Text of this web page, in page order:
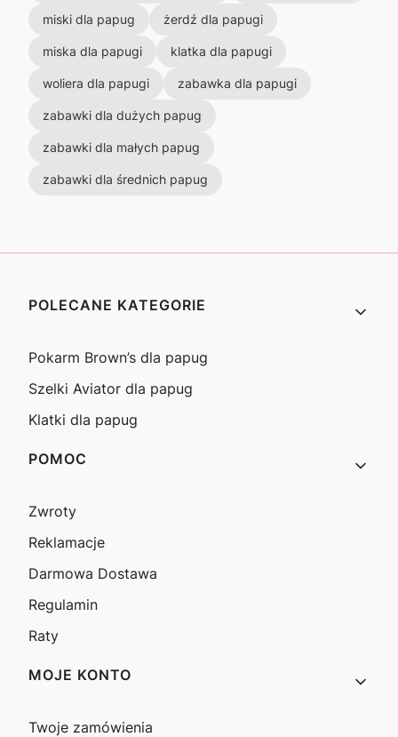
miski dla papug żerdź dla papugi
miska dla papugi klatka dla papugi
woliera dla papugi zabawka dla papugi
zabawki dla dużych papug
zabawki dla małych papug
zabawki dla średnich papug
Linki w stopce
POLECANE KATEGORIE
Pokarm Brown’s dla papug
Szelki Aviator dla papug
Klatki dla papug
POMOC
Zwroty
Reklamacje
Darmowa Dostawa
Regulamin
Raty
MOJE KONTO
Twoje zamówienia